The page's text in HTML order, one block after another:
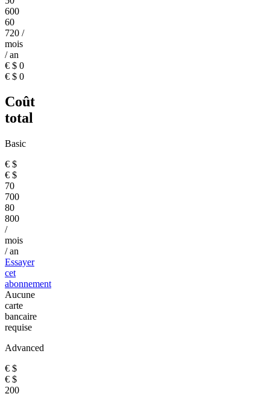
600
60
720 /
mois
/ an
€ $ 0
€ $ 0
Coût
total
Basic
€ $
€ $
70
700
80
800
/
mois
/ an
Essayer
cet
abonnement
Aucune
carte
bancaire
requise
Advanced
€ $
€ $
200